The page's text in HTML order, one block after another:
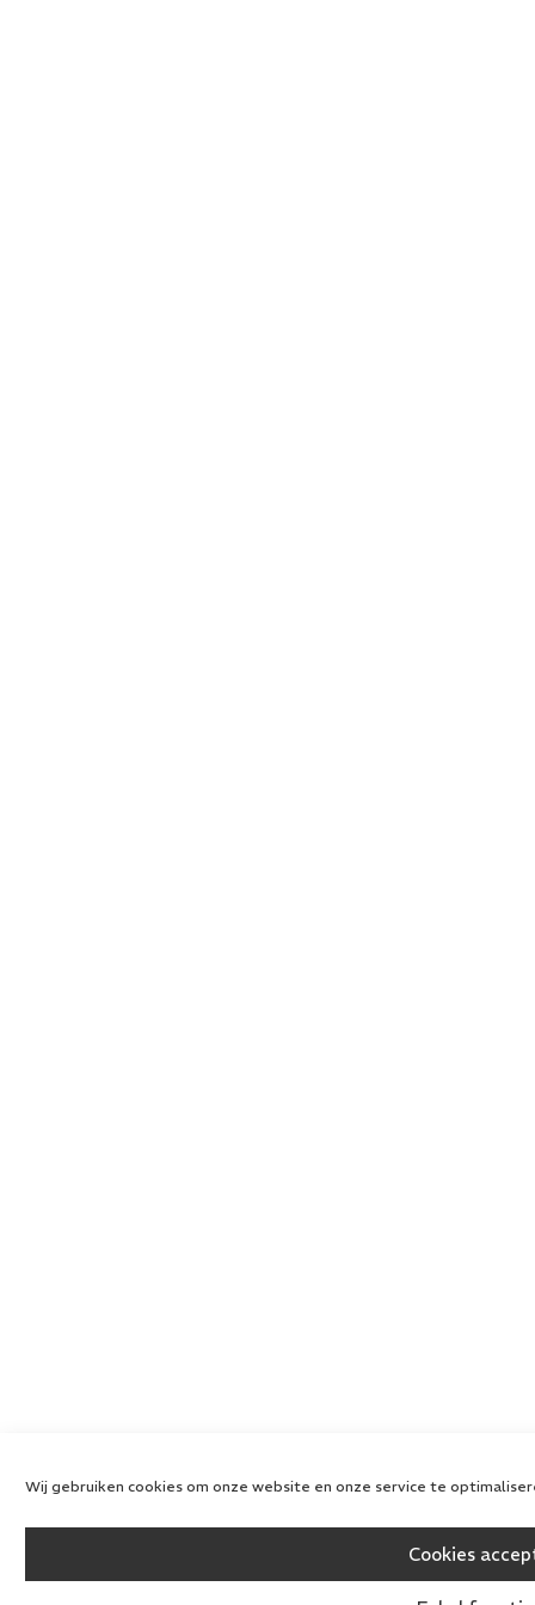
Wij gebruiken cookies om onze website en onze service te
Cookies